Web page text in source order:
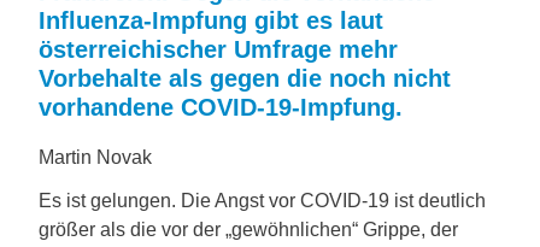
Influenza-Impfung gibt es laut
österreichischer Umfrage mehr
Vorbehalte als gegen die noch nicht
vorhandene COVID-19-Impfung.
Martin Novak
Es ist gelungen. Die Angst vor COVID-19 ist deutlich
größer als die vor der „gewöhnlichen“ Grippe, der